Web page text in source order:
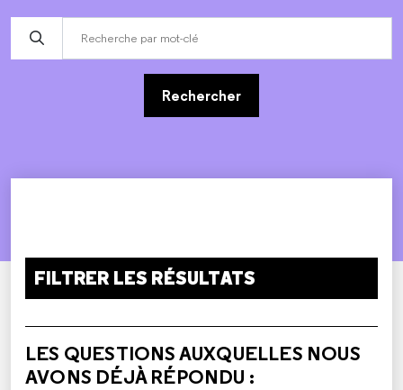
Rechercher
FILTRER LES RÉSULTATS
LES QUESTIONS AUXQUELLES NOUS
AVONS DÉJÀ RÉPONDU :